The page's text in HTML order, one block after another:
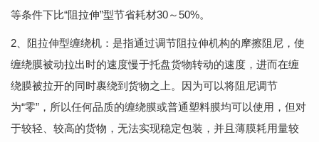
等条件下比“阻拉伸”型节省耗材30～50%。
2、阻拉伸型缠绕机：是指通过调节阻拉伸机构的摩擦阻尼，使
缠绕膜被动拉出时的速度慢于托盘货物转动的速度，进而在缠
绕膜被拉开的同时裹绕到货物之上。因为可以将阻尼调节
为“零”，所以任何品质的缠绕膜或普通塑料膜均可以使用，但对
于较轻、较高的货物，无法实现稳定包装，并且薄膜耗用量较